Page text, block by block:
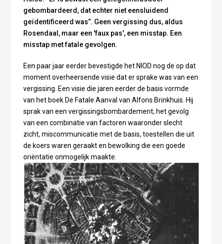
gebombardeerd, dat echter niet eensluidend
geïdentificeerd was”. Geen vergissing dus, aldus
Rosendaal, maar een 'faux pas', een misstap. Een
misstap met fatale gevolgen.
Een paar jaar eerder bevestigde het NIOD nog de op dat
moment overheersende visie dat er sprake was van een
vergissing. Een visie die jaren eerder de basis vormde
van het boek De Fatale Aanval van Alfons Brinkhuis. Hij
sprak van een vergissingsbombardement; het gevolg
van een combinatie van factoren waaronder slecht
zicht, miscommunicatie met de basis, toestellen die uit
de koers waren geraakt en bewolking die een goede
oriëntatie onmogelijk maakte.